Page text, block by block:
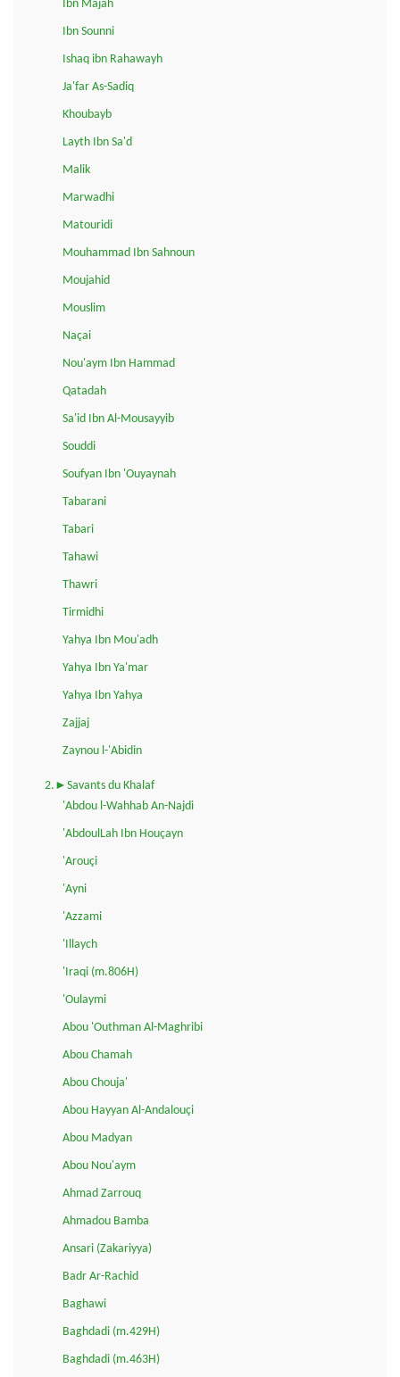
Ibn Majah
Ibn Sounni
Ishaq ibn Rahawayh
Ja'far As-Sadiq
Khoubayb
Layth Ibn Sa'd
Malik
Marwadhi
Matouridi
Mouhammad Ibn Sahnoun
Moujahid
Mouslim
Naçai
Nou'aym Ibn Hammad
Qatadah
Sa'id Ibn Al-Mousayyib
Souddi
Soufyan Ibn 'Ouyaynah
Tabarani
Tabari
Tahawi
Thawri
Tirmidhi
Yahya Ibn Mou'adh
Yahya Ibn Ya'mar
Yahya Ibn Yahya
Zajjaj
Zaynou l-'Abidin
2.►Savants du Khalaf
'Abdou l-Wahhab An-Najdi
'AbdoulLah Ibn Houçayn
'Arouçi
'Ayni
'Azzami
'Illaych
'Iraqi (m.806H)
'Oulaymi
Abou 'Outhman Al-Maghribi
Abou Chamah
Abou Chouja'
Abou Hayyan Al-Andalouçi
Abou Madyan
Abou Nou'aym
Ahmad Zarrouq
Ahmadou Bamba
Ansari (Zakariyya)
Badr Ar-Rachid
Baghawi
Baghdadi (m.429H)
Baghdadi (m.463H)